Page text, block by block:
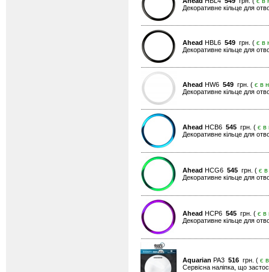
Декоративне кільце для
Ahead HBL6 549 грн. ( є в
Декоративне кільце для
Ahead HW6 549 грн. ( є в
Декоративне кільце для
Ahead HCB6 545 грн. ( є в
Декоративне кільце для
Ahead HCG6 545 грн. ( є в
Декоративне кільце для
Ahead HCP6 545 грн. ( є в
Декоративне кільце для
Aquarian PA3 516 грн. ( є
Сервісна наліпка, що